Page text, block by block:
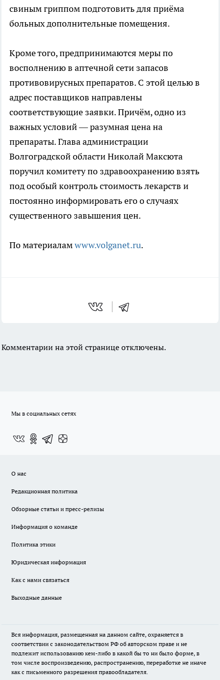
свиным гриппом подготовить для приёма
больных дополнительные помещения.
Кроме того, предпринимаются меры по
восполнению в аптечной сети запасов
противовирусных препаратов. С этой целью в
адрес поставщиков направлены
соответствующие заявки. Причём, одно из
важных условий — разумная цена на
препараты. Глава администрации
Волгоградской области Николай Максюта
поручил комитету по здравоохранению взять
под особый контроль стоимость лекарств и
постоянно информировать его о случаях
существенного завышения цен.
По материаламwww.volganet.ru.
Комментарии на этой странице отключены.
Мы в социальных сетях
О нас
Редакционная политика
Обзорные статьи и пресс-релизы
Информация о команде
Политика этики
Юридическая информация
Как с нами связаться
Выходные данные
Вся информация, размещенная на данном сайте, охраняется в
соответствии с законодательством РФ об авторском праве и не
подлежит использованию кем-либо в какой бы то ни было форме, в
том числе воспроизведению, распространению, переработке не иначе
как с письменного разрешения правообладателя.